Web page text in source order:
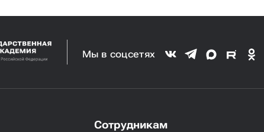
Мы в соцсетях
Сотрудникам